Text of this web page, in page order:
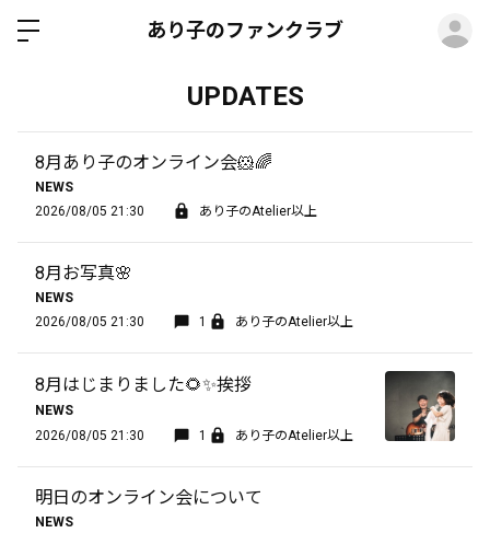
あり子のファンクラブ
UPDATES
8月あり子のオンライン会🐹🌈
NEWS
2026/08/05 21:30
あり子のAtelier以上
8月お写真🌸
NEWS
2026/08/05 21:30
1 あり子のAtelier以上
8月はじまりました🌻✨挨拶
NEWS
2026/08/05 21:30
1 あり子のAtelier以上
明日のオンライン会について
NEWS